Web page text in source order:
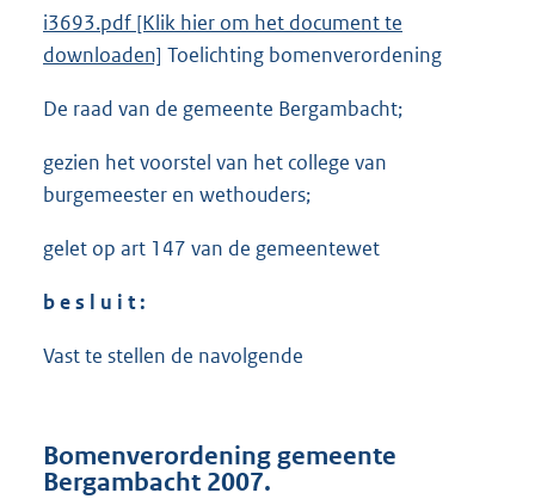
i3693.pdf [Klik hier om het document te
downloaden] Toelichting bomenverordening
De raad van de gemeente Bergambacht;
gezien het voorstel van het college van
burgemeester en wethouders;
gelet op art 147 van de gemeentewet
b e s l u i t :
Vast te stellen de navolgende
Bomenverordening gemeente
Bergambacht 2007.